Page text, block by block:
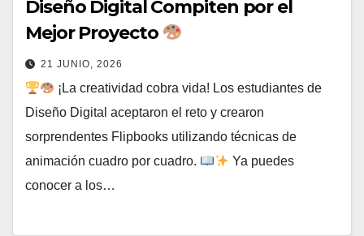
Diseño Digital Compiten por el
Mejor Proyecto
21 JUNIO, 2026
¡La creatividad cobra vida! Los estudiantes de
Diseño Digital aceptaron el reto y crearon
sorprendentes Flipbooks utilizando técnicas de
animación cuadro por cuadro.
Ya puedes
conocer a los…